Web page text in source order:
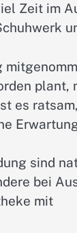
Zeit im
es
sind
bei
mit